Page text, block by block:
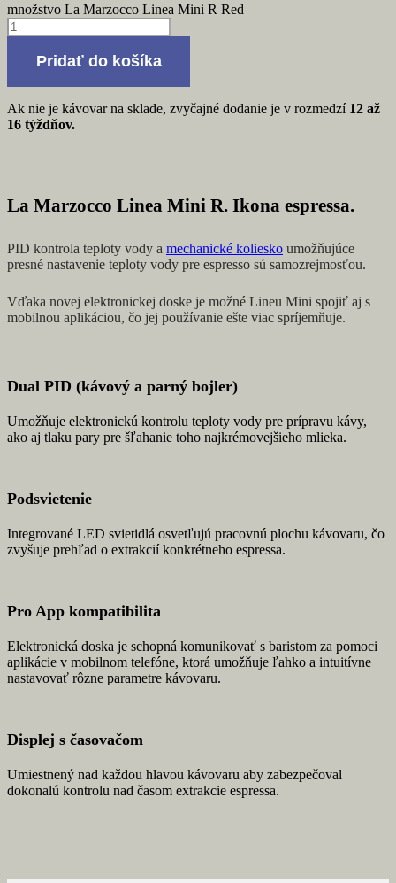
množstvo La Marzocco Linea Mini R Red
Pridať do košíka
Ak nie je kávovar na sklade, zvyčajné dodanie je v rozmedzí 12 až
16 týždňov.
La Marzocco Linea Mini R. Ikona espressa.
PID kontrola teploty vody a mechanické koliesko umožňujúce
presné nastavenie teploty vody pre espresso sú samozrejmosťou.
Vďaka novej elektronickej doske je možné Lineu Mini spojiť aj s
mobilnou aplikáciou, čo jej používanie ešte viac spríjemňuje.
Dual PID (kávový a parný bojler)
Umožňuje elektronickú kontrolu teploty vody pre prípravu kávy,
ako aj tlaku pary pre šľahanie toho najkrémovejšieho mlieka.
Podsvietenie
Integrované LED svietidlá osvetľujú pracovnú plochu kávovaru, čo
zvyšuje prehľad o extrakcií konkrétneho espressa.
Pro App kompatibilita
Elektronická doska je schopná komunikovať s baristom za pomoci
aplikácie v mobilnom telefóne, ktorá umožňuje ľahko a intuitívne
nastavovať rôzne parametre kávovaru.
Displej s časovačom
Umiestnený nad každou hlavou kávovaru aby zabezpečoval
dokonalú kontrolu nad časom extrakcie espressa.